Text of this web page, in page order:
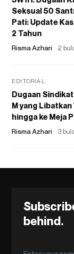
Seksual 50
Pati: Update
2 Tahun
Risma Azhari 2
EDITORIAL
Dugaan
M yang Libatkan
hingga ke Meja
Risma Azhari 3
behind.